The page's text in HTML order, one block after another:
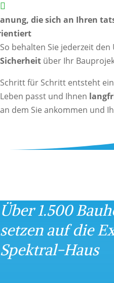

die sich an Ihren
So behalten Sie jederzeit
Sicherheit über Ihr
Schritt für Schritt entsteht
Leben passt und Ihnen
an dem Sie ankommen und
Über 1.500
setzen auf die
Spektral-Haus